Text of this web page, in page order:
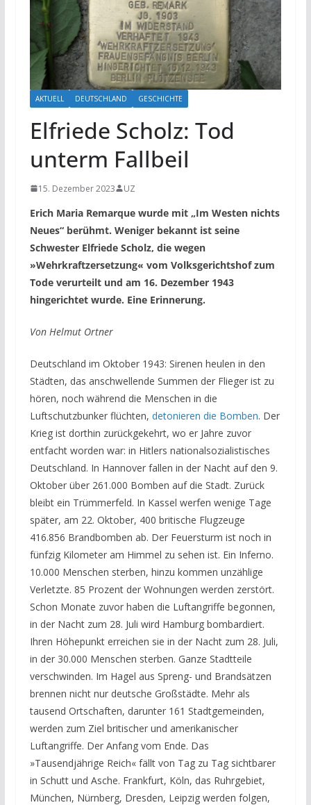
AKTUELL DEUTSCHLAND GESCHICHTE
Elfriede Scholz: Tod
unterm Fallbeil
15. Dezember 2023 UZ
Erich Maria Remarque wurde mit „Im Westen nichts
Neues“ berühmt. Weniger bekannt ist seine
Schwester Elfriede Scholz, die wegen
»Wehrkraftzersetzung« vom Volksgerichtshof zum
Tode verurteilt und am 16. Dezember 1943
hingerichtet wurde. Eine Erinnerung.
Von Helmut Ortner
Deutschland im Oktober 1943: Sirenen heulen in den
Städten, das anschwellende Summen der Flieger ist zu
hören, noch während die Menschen in die
Luftschutzbunker flüchten, detonieren die Bomben. Der
Krieg ist dorthin zurückgekehrt, wo er Jahre zuvor
entfacht worden war: in Hitlers nationalsozialistisches
Deutschland. In Hannover fallen in der Nacht auf den 9.
Oktoberüber 261.000 Bomben auf die Stadt. Zurück
bleibt ein Trümmerfeld. In Kassel werfen wenige Tage
später, am 22. Oktober, 400 britische Flugzeuge
416.856 Brandbomben ab. Der Feuersturm ist noch in
fünfzig Kilometer am Himmel zu sehen ist. Ein Inferno.
10.000 Menschen sterben, hinzu kommen unzählige
Verletzte. 85 Prozent der Wohnungen werden zerstört.
Schon Monate zuvor haben die Luftangriffe begonnen,
in der Nacht zum 28. Juli wird Hamburg bombardiert.
Ihren Höhepunkt erreichen sie in der Nacht zum 28. Juli,
in der 30.000 Menschen sterben. Ganze Stadtteile
verschwinden. Im Hagel aus Spreng- und Brandsätzen
brennen nicht nur deutsche Großstädte. Mehr als
tausend Ortschaften, darunter 161 Stadtgemeinden,
werden zum Ziel britischer und amerikanischer
Luftangriffe. Der Anfang vom Ende. Das
»Tausendjährige Reich« fällt von Tag zu Tag sichtbarer
in Schutt und Asche. Frankfurt, Köln, das Ruhrgebiet,
München, Nürnberg, Dresden, Leipzig werden folgen,